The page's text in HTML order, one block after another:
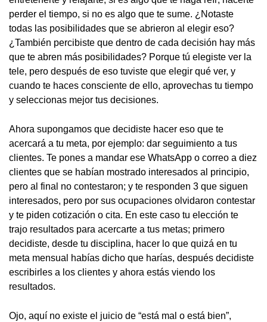
perder el tiempo, si no es algo que te sume. ¿Notaste
todas las posibilidades que se abrieron al elegir eso?
¿También percibiste que dentro de cada decisión hay más
que te abren más posibilidades? Porque tú elegiste ver la
tele, pero después de eso tuviste que elegir qué ver, y
cuando te haces consciente de ello, aprovechas tu tiempo
y seleccionas mejor tus decisiones.
Ahora supongamos que decidiste hacer eso que te
acercará a tu meta, por ejemplo: dar seguimiento a tus
clientes. Te pones a mandar ese WhatsApp o correo a diez
clientes que se habían mostrado interesados al principio,
pero al final no contestaron; y te responden 3 que siguen
interesados, pero por sus ocupaciones olvidaron contestar
y te piden cotización o cita. En este caso tu elección te
trajo resultados para acercarte a tus metas; primero
decidiste, desde tu disciplina, hacer lo que quizá en tu
meta mensual habías dicho que harías, después decidiste
escribirles a los clientes y ahora estás viendo los
resultados.
Ojo, aquí no existe el juicio de “está mal o está bien”,